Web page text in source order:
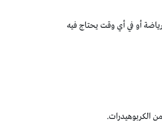
أو في أي وقت يحتاج فيه
الكربوهيدرات.